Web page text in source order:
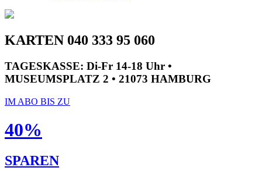
KARTEN 040 333 95 060
TAGESKASSE: Di-Fr 14-18 Uhr •
MUSEUMSPLATZ 2 • 21073 HAMBURG
IM ABO BIS ZU
40%
SPAREN